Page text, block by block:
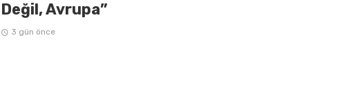
Değil, Avrupa”
3 gün önce